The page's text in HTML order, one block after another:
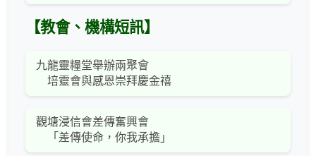
【教會、機構短訊】
九龍靈糧堂舉辦兩聚會
培靈會與感恩崇拜慶金禧
觀塘浸信會差傳奮興會
「差傳使命，你我承擔」